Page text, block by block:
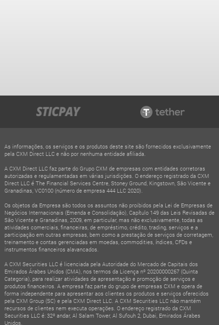
As informações, os serviços e os produtos deste site são fornecidos exclusivamente
pela CXM Direct LLC e não por nenhuma entidade afiliada.
A CXM Direct LLC faz parte do Grupo CXM de empresas com entidades corretoras
autorizadas e regulamentadas em várias jurisdições. O endereço registrado da CXM
Direct LLC é The Financial Services Centre, Stoney Ground, Kingstown, São Vicente e
Granadinas, VC0100 (número de empresa 444 LLC 2020).
Os objetos da Empresa são todos os assuntos não proibidos pela Lei de Empresas de
Negócios Internacionais (Emenda e Consolidação), Capítulo 149 das Leis Revisadas de
São Vicente e Granadinas, 2009, em particular, mas não exclusivamente, todas as
atividades comerciais, financeiras, de empréstimo, crédito, trading, serviços e a
participação em outras empresas, bem como a prestação de serviços de corretagem,
treinamento e contas gerenciadas em moedas, commodities, índices, CFDs e
instrumentos financeiros alavancados.
A CXM Securities LLC é licenciada pela Autoridade do Mercado de Capitais dos
Emirados Árabes Unidos (CMA), nos termos da Licença nº 20200000267 (Quinta
Categoria), para realizar atividades de apresentação e promoção de serviços e
produtos financeiros. A empresa faz parte do grupo de empresas CXM e opera de
forma independente para apresentar aos clientes os produtos e serviços oferecidos
pela CXM Group (SC) e pela CXM Direct LLC. A CXM Securities LLC não mantém
recursos de clientes nem executa operações. O endereço registrado da CXM
Securities LLC é: 32º andar, Al Salam Tower, Al Sufouh 2, Dubai, Emirados Árabes
Unidos.